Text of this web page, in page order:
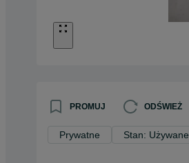
PROMUJ ODŚWIEŻ
Prywatne Stan: Używane